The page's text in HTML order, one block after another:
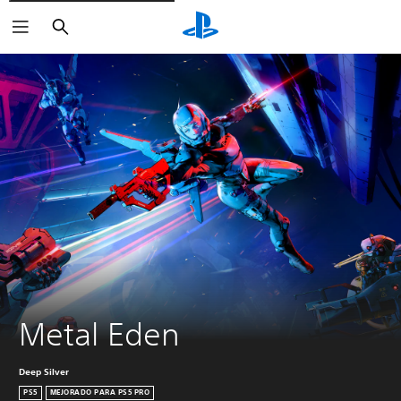
Buscar
Metal Eden
Deep Silver
PS5 MEJORADO PARA PS5 PRO